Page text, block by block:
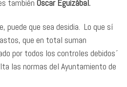
también Óscar Eguizábal.
puede que sea desidia. Lo que sí
que en total suman
por todos los controles debidos´
las normas del Ayuntamiento de